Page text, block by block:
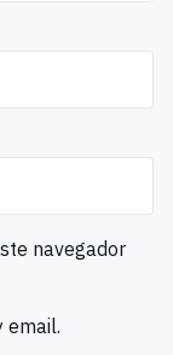
navegador
email.